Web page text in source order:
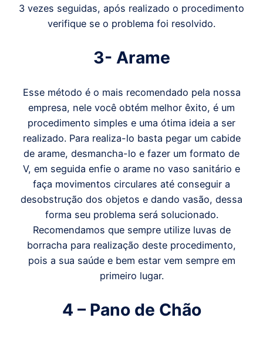
3 vezes seguidas, após realizado o procedimento
verifique se o problema foi resolvido.
3- Arame
Esse método é o mais recomendado pela nossa
empresa, nele você obtém melhor êxito, é um
procedimento simples e uma ótima ideia a ser
realizado. Para realiza-lo basta pegar um cabide
de arame, desmancha-lo e fazer um formato de
V, em seguida enfie o arame no vaso sanitário e
faça movimentos circulares até conseguir a
desobstrução dos objetos e dando vasão, dessa
forma seu problema será solucionado.
Recomendamos que sempre utilize luvas de
borracha para realização deste procedimento,
pois a sua saúde e bem estar vem sempre em
primeiro lugar.
4 – Pano de Chão